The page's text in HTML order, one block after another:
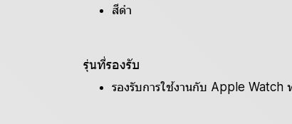
สีดำ
รุ่นที่รองรับ
รองรับการใช้งานกับ Apple Watch